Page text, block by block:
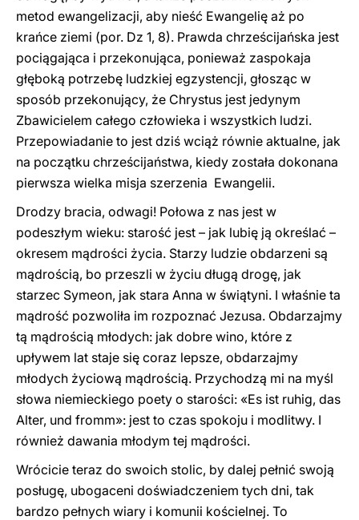
metod ewangelizacji, aby nieść Ewangelię aż po
krańce ziemi (por. Dz 1, 8). Prawda chrześcijańska jest
pociągająca i przekonująca, ponieważ zaspokaja
głęboką potrzebę ludzkiej egzystencji, głosząc w
sposób przekonujący, że Chrystus jest jedynym
Zbawicielem całego człowieka i wszystkich ludzi.
Przepowiadanie to jest dziś wciąż równie aktualne, jak
na początku chrześcijaństwa, kiedy została dokonana
pierwsza wielka misja szerzenia Ewangelii.
Drodzy bracia, odwagi! Połowa z nas jest w
podeszłym wieku: starość jest – jak lubię ją określać –
okresem mądrości życia. Starzy ludzie obdarzeni są
mądrością, bo przeszli w życiu długą drogę, jak
starzec Symeon, jak stara Anna w świątyni. I właśnie ta
mądrość pozwoliła im rozpoznać Jezusa. Obdarzajmy
tą mądrością młodych: jak dobre wino, które z
upływem lat staje się coraz lepsze, obdarzajmy
młodych życiową mądrością. Przychodzą mi na myśl
słowa niemieckiego poety o starości: «Es ist ruhig, das
Alter, und fromm»: jest to czas spokoju i modlitwy. I
również dawania młodym tej mądrości.
Wrócicie teraz do swoich stolic, by dalej pełnić swoją
posługę, ubogaceni doświadczeniem tych dni, tak
bardzo pełnych wiary i komunii kościelnej. To